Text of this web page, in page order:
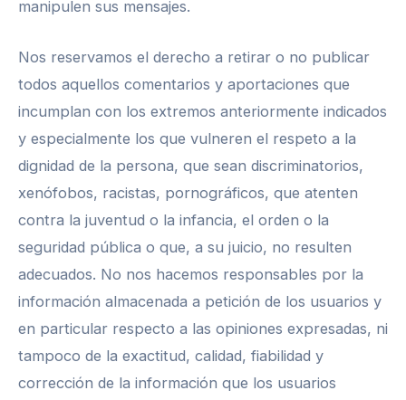
manipulen sus mensajes.
Nos reservamos el derecho a retirar o no publicar
todos aquellos comentarios y aportaciones que
incumplan con los extremos anteriormente indicados
y especialmente los que vulneren el respeto a la
dignidad de la persona, que sean discriminatorios,
xenófobos, racistas, pornográficos, que atenten
contra la juventud o la infancia, el orden o la
seguridad pública o que, a su juicio, no resulten
adecuados. No nos hacemos responsables por la
información almacenada a petición de los usuarios y
en particular respecto a las opiniones expresadas, ni
tampoco de la exactitud, calidad, fiabilidad y
corrección de la información que los usuarios